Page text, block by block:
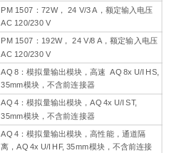
PM 1507：72W， 24 V/3 A，额定输入电压
AC 120/230 V
PM 1507：192W， 24 V/8 A，额定输入电压
AC 120/230 V
AQ 8：模拟量输出模块，高速 AQ 8x U/I HS,
35mm模块，不含前连接器
AQ 4：模拟量输出模块，AQ 4x U/I ST,
35mm模块，不含前连接器
AQ 4：模拟量输出模块，高性能，通道隔
离，AQ 4x U/I HF, 35mm模块，不含前连接